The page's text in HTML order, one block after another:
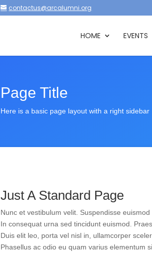
contactus@arcalumni.org
HOME EVENTS
Page Title
Here is a basic page layout with a right sidebar
Just A Standard Page
Nunc et vestibulum velit. Suspendisse
In consequat urna sed tincidunt euismod.
Duis elit leo, porta vel nisl in, ullamcorper
Phasellus ac odio eu quam varius elementum